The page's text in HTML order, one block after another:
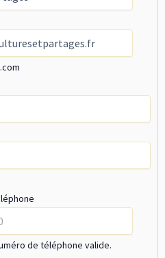
de téléphone valide.